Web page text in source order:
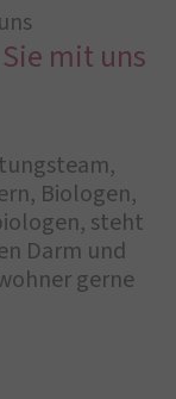
mit uns
Biologen,
steht
Darm und
gerne